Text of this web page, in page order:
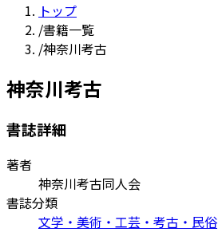
トップ
/書籍一覧
/神奈川考古
神奈川考古
書誌詳細
著者
神奈川考古同人会
書誌分類
文学・美術・工芸・考古・民俗